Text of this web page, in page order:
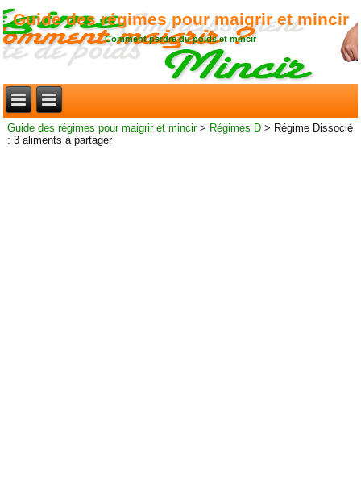
Guide des régimes pour maigrir et mincir
Comment perdre du poids et mincir
Guide des régimes pour maigrir et mincir> Régimes D > Régime Dissocié
: 3 aliments à partager